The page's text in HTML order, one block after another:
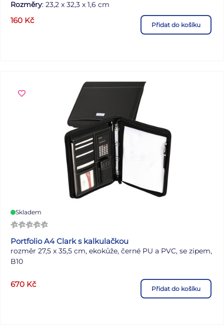
Rozměry: 23,2 x 32,3 x 1,6 cm
160 Kč Přidat do košíku
Skladem
Portfolio A4 Clark s kalkulačkou
rozměr 27,5 x 35,5 cm, ekokůže, černé PU a PVC, se zipem,
B10
670 Kč Přidat do košíku